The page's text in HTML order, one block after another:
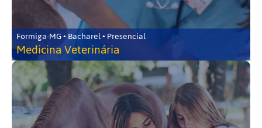
Formiga-MG • Bacharel • Presencial
Medicina Veterinária